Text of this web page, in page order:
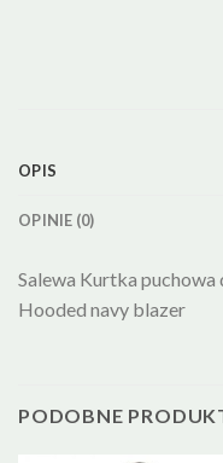
OPIS
OPINIE (0)
Salewa Kurtka puchowa
Hooded navy blazer
PODOBNE